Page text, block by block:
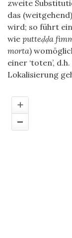
zweite
das
wird; so führt
wie putteḍḍa
morta)
einer ‘toten’,
Lokalisierung
+
–